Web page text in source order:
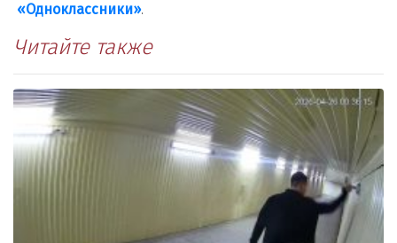
«Одноклассники».
Читайте также